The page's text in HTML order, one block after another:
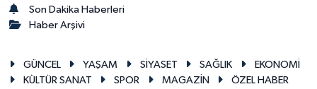
Son Dakika Haberleri
Haber Arşivi
GÜNCEL YAŞAM SİYASET SAĞLIK
EKONOMİ
KÜLTÜR SANAT
SPOR MAGAZİN
ÖZEL HABER